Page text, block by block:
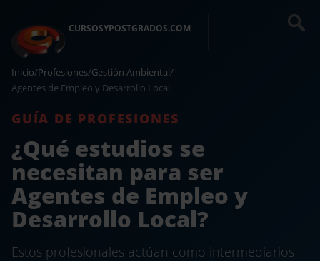
CURSOSYPOSTGRADOS.COM
Inicio/Profesiones/Gestión Ambiental/
Agentes de Empleo y Desarrollo Local
GUÍA DE PROFESIONES
¿Qué estudios se
necesitan para ser
Agentes de Empleo y
Desarrollo Local?
Estos profesionales actúan como intermediarios